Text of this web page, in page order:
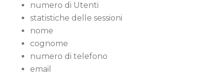
numero di Utenti
statistiche delle sessioni
nome
cognome
numero di telefono
email